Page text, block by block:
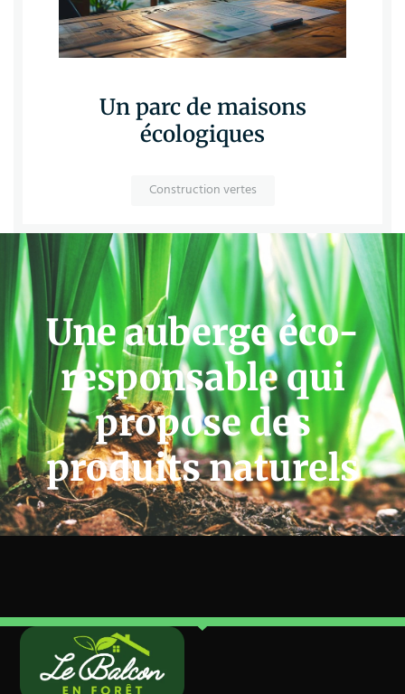
Un parc de maisons
écologiques
Construction vertes
Une auberge éco-
responsable qui
propose des
produits naturels